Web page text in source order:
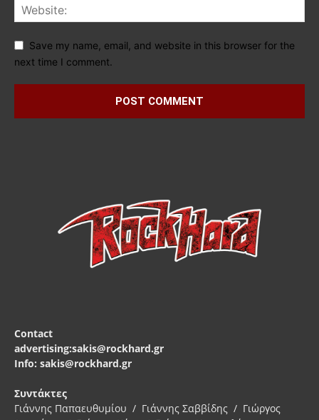
Save my name, email, and website in this browser for the
next time I comment.
Contact
advertising:sakis@rockhard.gr
Info: sakis@rockhard.gr
Συντάκτες
Γιάννης Παπαευθυμίου / Γιάννης Σαββίδης / Γιώργος